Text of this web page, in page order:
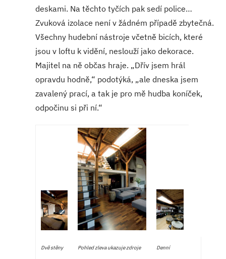
deskami. Na těchto tyčích pak sedí police…
Zvuková izolace není v žádném případě zbytečná.
Všechny hudební nástroje včetně bicích, které
jsou v loftu k vidění, neslouží jako dekorace.
Majitel na ně občas hraje. „Dřív jsem hrál
opravdu hodně,“ podotýká, „ale dneska jsem
zavalený prací, a tak je pro mě hudba koníček,
odpočinu si při ní.“
Dvě stěny Pohled zleva ukazuje zdroje Denní